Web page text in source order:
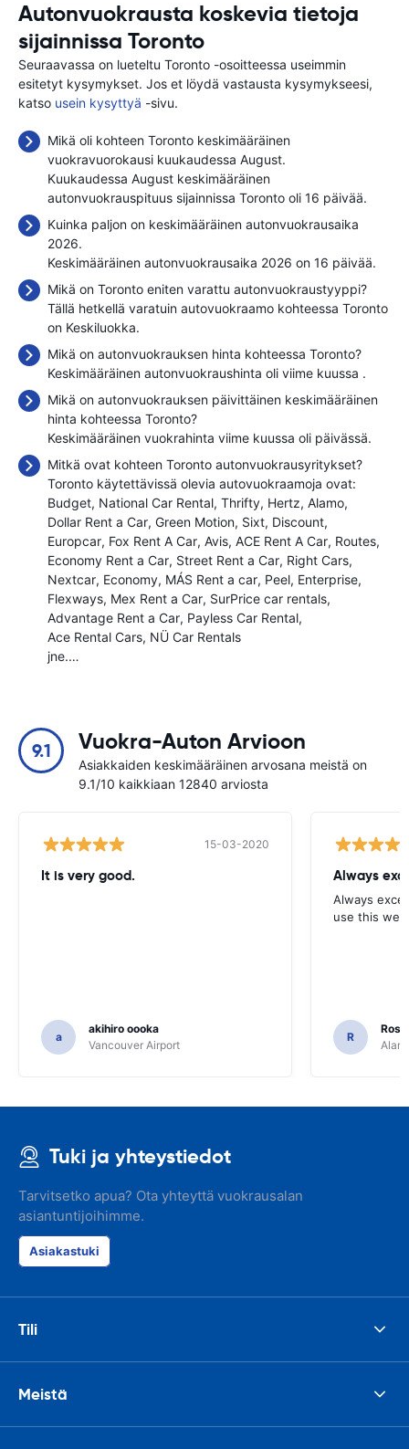
Autonvuokrausta koskevia tietoja
sijainnissa Toronto
Seuraavassa on lueteltu Toronto -osoitteessa useimmin
esitetyt kysymykset. Jos et löydä vastausta kysymykseesi,
katso usein kysyttyä -sivu.
Mikä oli kohteen Toronto keskimääräinen
vuokravuorokausi kuukaudessa August.
Kuukaudessa August keskimääräinen
autonvuokrauspituus sijainnissa Toronto oli 16 päivää.
Kuinka paljon on keskimääräinen autonvuokrausaika
2026.
Keskimääräinen autonvuokrausaika 2026 on 16 päivää.
Mikä on Toronto eniten varattu autonvuokraustyyppi?
Tällä hetkellä varatuin autovuokraamo kohteessa Toronto
on Keskiluokka.
Mikä on autonvuokrauksen hinta kohteessa Toronto?
Keskimääräinen autonvuokraushinta oli viime kuussa .
Mikä on autonvuokrauksen päivittäinen keskimääräinen
hinta kohteessa Toronto?
Keskimääräinen vuokrahinta viime kuussa oli päivässä.
Mitkä ovat kohteen Toronto autonvuokrausyritykset?
Toronto käytettävissä olevia autovuokraamoja ovat:
Budget National Car Rental Thrifty Hertz Alamo
Dollar Rent a Car Green Motion Sixt Discount
Europcar Fox Rent A Car Avis ACE Rent A Car Routes
Economy Rent a Car Street Rent a Car Right Cars
Nextcar Economy MÁS Rent a car Peel Enterprise
Flexways Mex Rent a Car SurPrice car rentals
Advantage Rent a Car Payless Car Rental
Ace Rental Cars NÜ Car Rentals
jne.…
9.1 Vuokra-Auton Arvioon
Asiakkaiden keskimääräinen arvosana meistä on
9.1/10 kaikkiaan 12840 arviosta
15-03-2020
It is very good.
a
akihiro oooka
Vancouver Airport
Always
Always
use this
R
Tuki ja yhteystiedot
Tarvitsetko apua? Ota yhteyttä vuokrausalan
asiantuntijoihimme.
Asiakastuki
Tili
Meistä